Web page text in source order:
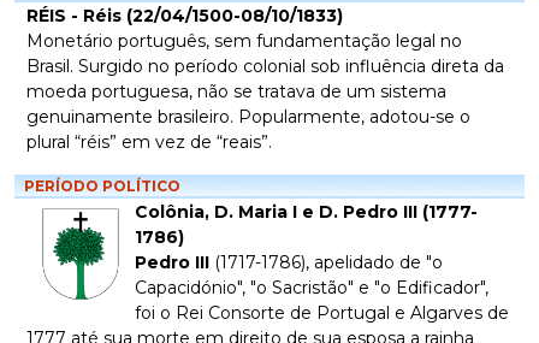
RÉIS - Réis (22/04/1500-08/10/1833)
Monetário português, sem fundamentação legal no
Brasil. Surgido no período colonial sob influência direta da
moeda portuguesa, não se tratava de um sistema
genuinamente brasileiro. Popularmente, adotou-se o
plural “réis” em vez de “reais”.
PERÍODO POLÍTICO
Colônia, D. Maria I e D. Pedro III (1777-
1786)
Pedro III (1717-1786), apelidado de "o
Capacidónio", "o Sacristão" e "o Edificador",
foi o Rei Consorte de Portugal e Algarves de
1777 até sua morte em direito de sua esposa a rainha